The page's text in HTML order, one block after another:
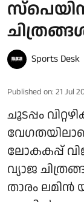
Sports Desk
Published on: 21 Jul
ചൂടപ്പം
ലോകകപ്പ്
വ്യാജ
താരം ലമിൻ